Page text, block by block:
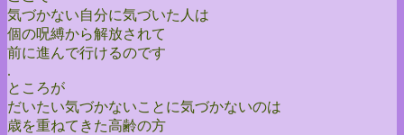
気づかない自分に気づいた人は
個の呪縛から解放されて
前に進んで行けるのです
.
ところが
だいたい気づかないことに気づかないのは
歳を重ねてきた高齢の方